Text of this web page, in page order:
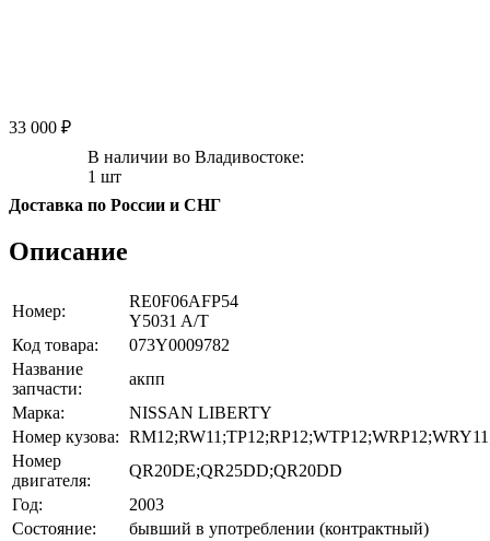
33 000 ₽
В наличии во Владивостоке:
1 шт
Доставка по России и СНГ
Описание
Номер:
RE0F06AFP54
Y5031 A/T
Код товара:
073Y0009782
Название
запчасти:
акпп
Марка:
NISSAN LIBERTY
Номер кузова:
Номер
двигателя:
QR20DE;QR25DD;QR20DD
Год:
2003
Состояние:
бывший в употреблении (контрактный)